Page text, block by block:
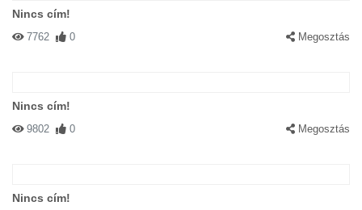
Nincs cím!
7762 0 Megosztás
Nincs cím!
9802 0 Megosztás
Nincs cím!